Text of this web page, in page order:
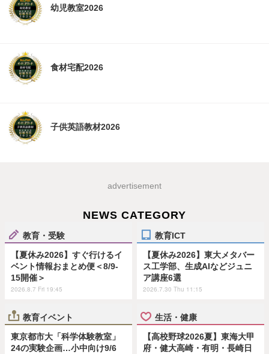
幼児教室2026
食材宅配2026
子供英語教材2026
advertisement
NEWS CATEGORY
教育・受験
【夏休み2026】すぐ行けるイ
ベント情報おまとめ便＜8/9-
15開催＞
2026.8.7 Fri 19:45
教育ICT
【夏休み2026】東大メタバー
ス工学部、生成AIなどジュニ
ア講座6選
2026.7.30 Thu 11:15
教育イベント
東京都市大「科学体験教室」
24の実験企画…小中向け9/6
生活・健康
【高校野球2026夏】東海大甲
府・健大高崎・有明・長崎日